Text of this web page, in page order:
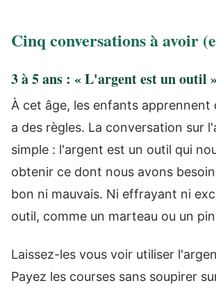
Cinq conversations à avoir
3 à 5 ans : « L'argent est un outil
À cet âge, les enfants apprennent
a des règles. La conversation sur
simple : l'argent est un outil qui
obtenir ce dont nous avons
bon ni mauvais. Ni effrayant ni
outil, comme un marteau ou un
Laissez-les vous voir utiliser
Payez les courses sans soupirer